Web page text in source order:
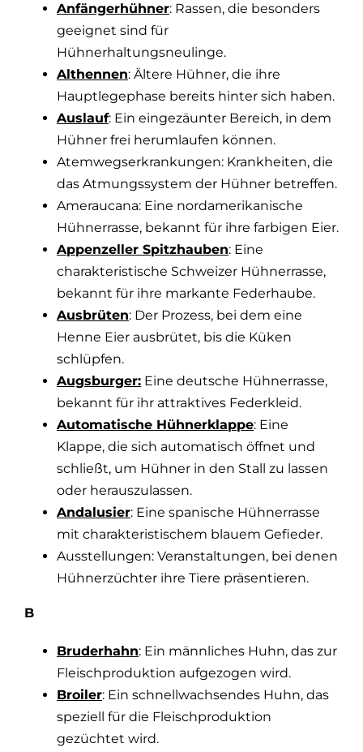
Anfängerhühner: Rassen, die besonders
geeignet sind für
Hühnerhaltungsneulinge.
Althennen: Ältere Hühner, die ihre
Hauptlegephase bereits hinter sich haben.
Auslauf: Ein eingezäunter Bereich, in dem
Hühner frei herumlaufen können.
Atemwegserkrankungen: Krankheiten, die
das Atmungssystem der Hühner betreffen.
Ameraucana: Eine nordamerikanische
Hühnerrasse, bekannt für ihre farbigen Eier.
Appenzeller Spitzhauben: Eine
charakteristische Schweizer Hühnerrasse,
bekannt für ihre markante Federhaube.
Ausbrüten: Der Prozess, bei dem eine
Henne Eier ausbrütet, bis die Küken
schlüpfen.
Augsburger:Eine deutsche Hühnerrasse,
bekannt für ihr attraktives Federkleid.
Automatische Hühnerklappe: Eine
Klappe, die sich automatisch öffnet und
schließt, um Hühner in den Stall zu lassen
oder herauszulassen.
Andalusier: Eine spanische Hühnerrasse
mit charakteristischem blauem Gefieder.
Ausstellungen: Veranstaltungen, bei denen
Hühnerzüchter ihre Tiere präsentieren.
B
Bruderhahn: Ein männliches Huhn, das zur
Fleischproduktion aufgezogen wird.
Broiler: Ein schnellwachsendes Huhn, das
speziell für die Fleischproduktion
gezüchtet wird.